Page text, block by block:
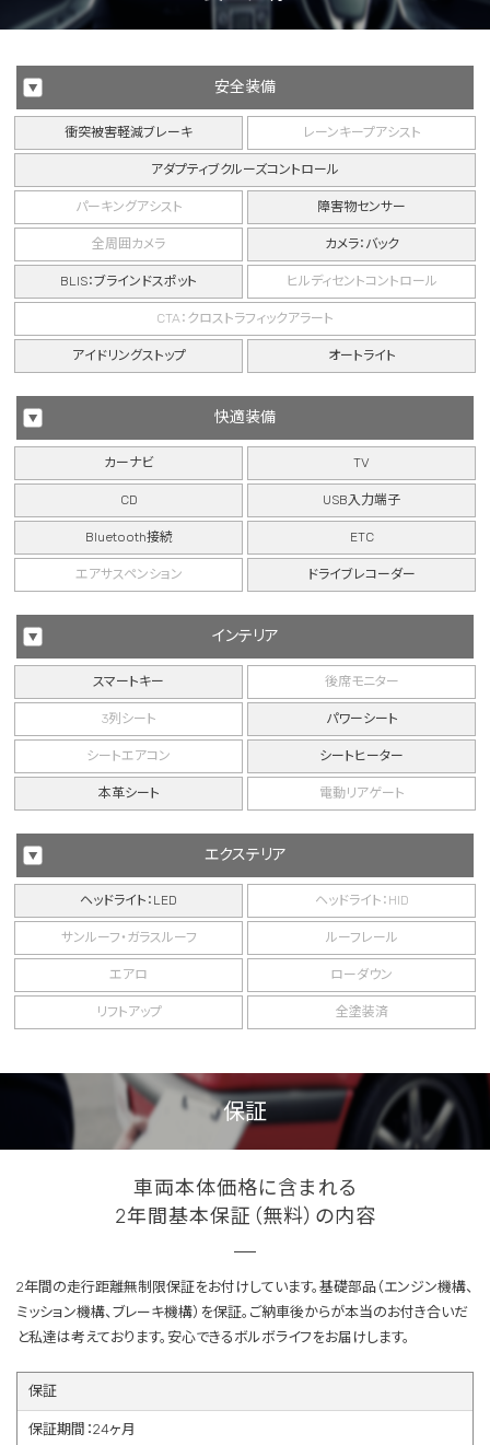
安全装備
衝突被害軽減ブレーキ
アダプティブクルーズコントロール
レーンキープアシスト
パーキングアシスト 障害物センサー
全周囲カメラ カメラ：バック
BLIS：ブラインドスポット ヒルディセントコントロール
CTA：クロストラフィックアラート
アイドリングストップ オートライト
快適装備
カーナビ TV
CD USB入力端子
Bluetooth接続 ETC
エアサスペンション ドライブレコーダー
インテリア
スマートキー 後席モニター
3列シート パワーシート
シートエアコン シートヒーター
本革シート 電動リアゲート
エクステリア
ヘッドライト：LED ヘッドライト：HID
サンルーフ・ガラスルーフ ルーフレール
エアロ ローダウン
リフトアップ 全塗装済
保証
車両本体価格に含まれる
2年間基本保証（無料）の内容
2年間の走行距離無制限保証をお付けしています。基礎部品（エンジン機構、
ミッション機構、ブレーキ機構）を保証。ご納車後からが本当のお付き合いだ
と私達は考えております。安心できるボルボライフをお届けします。
保証
保証期間：24ヶ月